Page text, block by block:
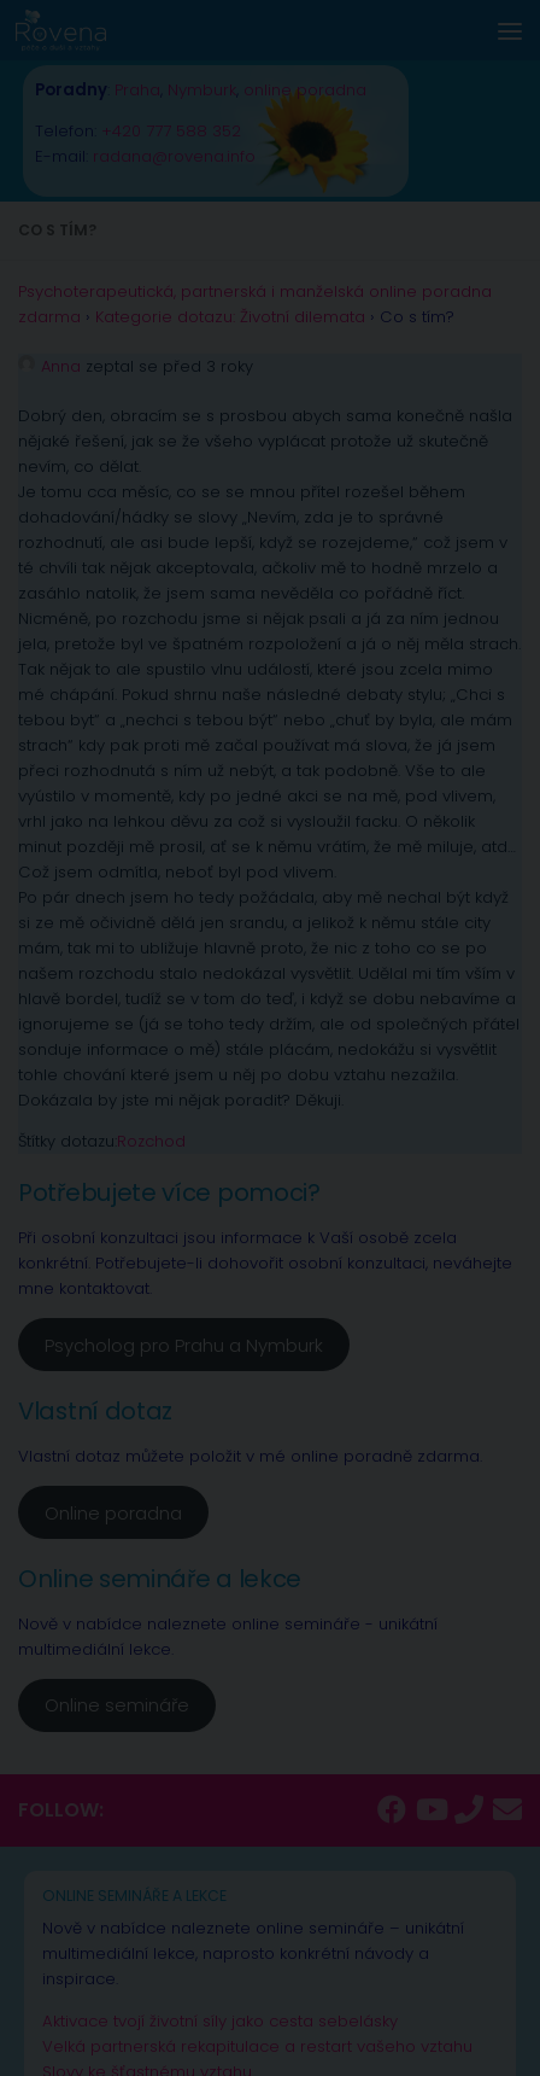
Skip to content
Poradny Praha Nymburk online poradna
Telefon: +420 777 588 352
E-mail: radana@rovena.info
Psychoterapeutická, partnerská i manželská online poradna
zdarma › Kategorie dotazu: Životní dilemata › Co s tím?
Anna zeptal se před 3 roky
Dobrý den, obracím se s prosbou abych sama konečně našla
nějaké řešení, jak se že všeho vyplácat protože už skutečně
nevím, co dělat.
Je tomu cca měsíc, co se se mnou přítel rozešel během
dohadování/hádky se slovy „Nevím, zda je to správné
rozhodnutí, ale asi bude lepší, když se rozejdeme,“ což jsem v
té chvíli tak nějak akceptovala, ačkoliv mě to hodně mrzelo a
zasáhlo natolik, že jsem sama nevěděla co pořádně říct.
Nicméně, po rozchodu jsme si nějak psali a já za ním jednou
jela, pretože byl ve špatném rozpoložení a já o něj měla strach.
Tak nějak to ale spustilo vlnu událostí, které jsou zcela mimo
mé chápání. Pokud shrnu naše následné debaty stylu; „Chci s
tebou byt“ a „nechci s tebou být“ nebo „chuť by byla, ale mám
strach“ kdy pak proti mě začal používat má slova, že já jsem
přeci rozhodnutá s ním už nebýt, a tak podobně. Vše to ale
vyústilo v momentě, kdy po jedné akci se na mě, pod vlivem,
vrhl jako na lehkou děvu za což si vysloužil facku. O několik
minut později mě prosil, ať se k němu vrátím, že mě miluje, atd…
Což jsem odmítla, neboť byl pod vlivem.
Po pár dnech jsem ho tedy požádala, aby mě nechal být když
si ze mě očividně dělá jen srandu, a jelikož k němu stále city
mám, tak mi to ubližuje hlavně proto, že nic z toho co se po
našem rozchodu stalo nedokázal vysvětlit. Udělal mi tím vším v
hlavě bordel, tudíž se v tom do teď, i když se dobu nebavíme a
ignorujeme se (já se toho tedy držím, ale od společných přátel
sonduje informace o mě) stále plácám, nedokážu si vysvětlit
tohle chování které jsem u něj po dobu vztahu nezažila.
Dokázala by jste mi nějak poradit? Děkuji.
Štítky dotazu: Rozchod
Potřebujete více pomoci?
Při osobní konzultaci jsou informace k Vaší osobě zcela
konkrétní. Potřebujete-li dohovořit osobní konzultaci, neváhejte
mne kontaktovat.
Psycholog pro Prahu a Nymburk
Vlastní dotaz
Vlastní dotaz můžete položit v mé online poradně zdarma.
Online poradna
Online semináře a lekce
Nově v nabídce naleznete online semináře - unikátní
multimediální lekce.
Online semináře
FOLLOW:
ONLINE SEMINÁŘE A LEKCE
Nově v nabídce naleznete online semináře – unikátní
multimediální lekce, naprosto konkrétní návody a
inspirace.
Aktivace tvojí životní síly jako cesta sebelásky
Velká partnerská rekapitulace a restart vašeho vztahu
Slovy ke šťastnému vztahu